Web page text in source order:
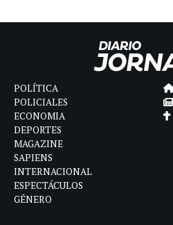
POLÍTICA
POLICIALES
ECONOMIA
DEPORTES
MAGAZINE
SAPIENS
INTERNACIONAL
ESPECTÁCULOS
GÉNERO